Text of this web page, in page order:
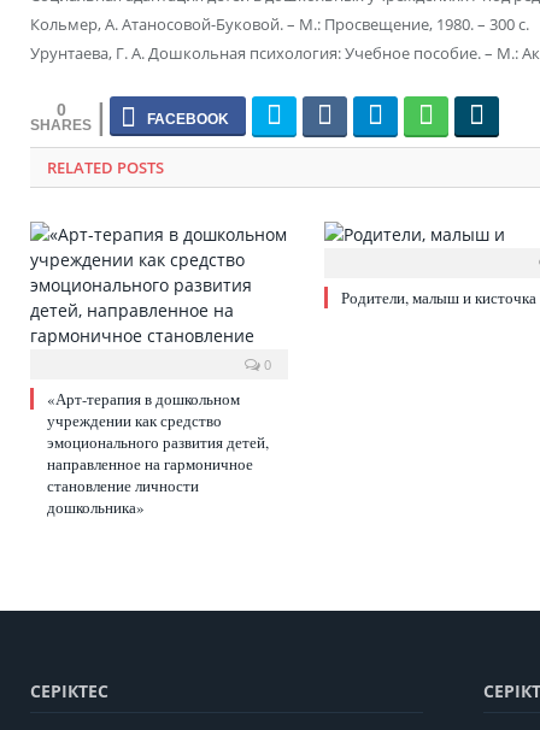
Кольмер, А. Атаносовой-Буковой. – М.: Просвещение, 1980. – 300 с.
Урунтаева, Г. А. Дошкольная психология: Учебное пособие. – М.:
0
RELATED POSTS
0
«Арт-терапия в дошкольном
учреждении как средство
эмоционального развития детей,
направленное на гармоничное
становление личности
дошкольника»
Родители, малыш и кисточка
СЕРІКТЕС